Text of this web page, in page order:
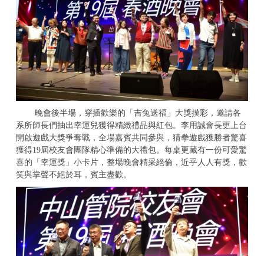
晚會後半場，穿插歡樂的「吉兔送福」大獎摸彩，邀請各
系所師長們抽出幸運兒獲得精緻禮品與紅包。李用誠會長更上台
開啟遊戲大獎爭奪戰，全場嘉賓共同參與，猜拳遊戲獲勝者驚喜
獲得19屆校友會團隊精心準備的大禮包。每桌更藏有一份可愛驚
喜的「幸運獎」小卡片，整場晚會精采絕倫，近乎人人有獎，歡
笑與掌聲不絕於耳，賓主盡歡。